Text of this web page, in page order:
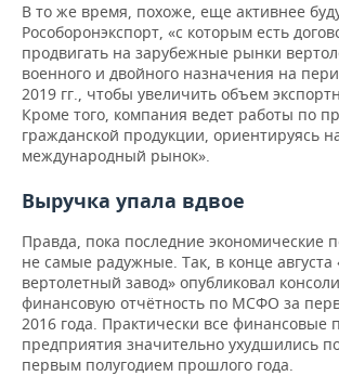
В то же время, похоже, еще активнее
Рособоронэкспорт, «с которым есть
продвигать на зарубежные рынки
военного и двойного назначения на
2019 гг., чтобы увеличить объем
Кроме того, компания ведет работы по
гражданской продукции, ориентируясь
международный рынок».
Выручка упала вдвое
Правда, пока последние экономические
не самые радужные. Так, в конце августа
вертолетный завод» опубликовал
финансовую отчётность по МСФО за
2016 года. Практически все финансовые
предприятия значительно ухудшились
первым полугодием прошлого года.